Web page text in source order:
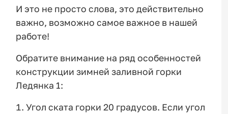
И это не просто слова, это действительно
важно, возможно самое важное в нашей
работе!
Обратите внимание на ряд особенностей
конструкции зимней заливной горки
Ледянка 1:
Угол ската горки 20 градусов. Если угол